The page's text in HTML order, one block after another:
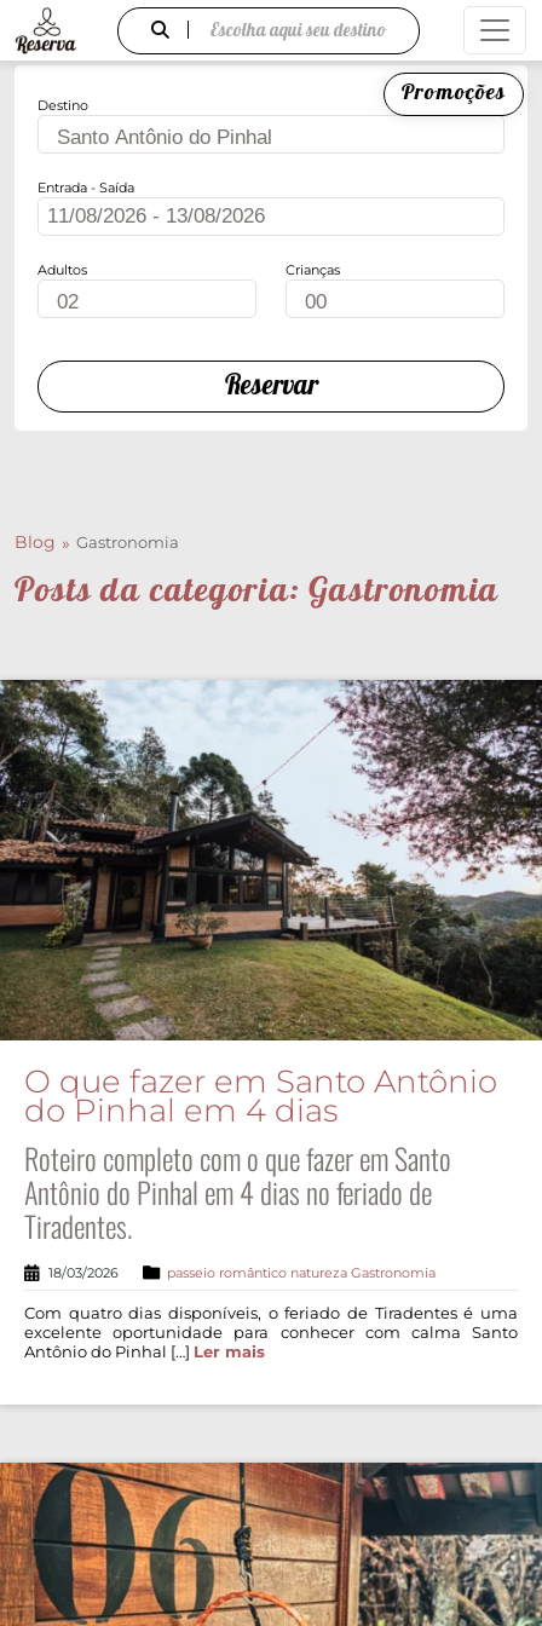
Escolha aqui seu destino
Promoções
Destino
Entrada - Saída
Adultos Crianças
Reservar
Blog Gastronomia
Posts da categoria: Gastronomia
O que fazer em Santo Antônio
do Pinhal em 4 dias
Roteiro completo com o que fazer em Santo
Antônio do Pinhal em 4 dias no feriado de
Tiradentes.
18/03/2026 passeio romântico natureza Gastronomia
Com quatro dias disponíveis, o feriado de Tiradentes é uma
excelente oportunidade para conhecer com calma Santo
Antônio do Pinhal […] Ler mais